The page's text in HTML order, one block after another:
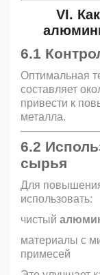
VI.
6.1
Оптимальная
составляет
привести к
металла.
6.2
сырья
Для
использовать:
чистый
материалы с
примесей